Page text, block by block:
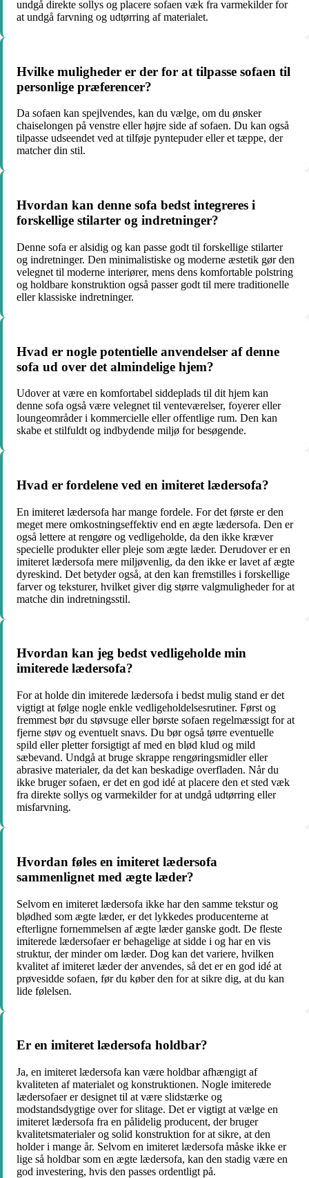
undgå direkte sollys og placere sofaen væk fra varmekilder for
at undgå farvning og udtørring af materialet.
Hvilke muligheder er der for at tilpasse sofaen til
personlige præferencer?
Da sofaen kan spejlvendes, kan du vælge, om du ønsker
chaiselongen på venstre eller højre side af sofaen. Du kan også
tilpasse udseendet ved at tilføje pyntepuder eller et tæppe, der
matcher din stil.
Hvordan kan denne sofa bedst integreres i
forskellige stilarter og indretninger?
Denne sofa er alsidig og kan passe godt til forskellige stilarter
og indretninger. Den minimalistiske og moderne æstetik gør den
velegnet til moderne interiører, mens dens komfortable polstring
og holdbare konstruktion også passer godt til mere traditionelle
eller klassiske indretninger.
Hvad er nogle potentielle anvendelser af denne
sofa ud over det almindelige hjem?
Udover at være en komfortabel siddeplads til dit hjem kan
denne sofa også være velegnet til venteværelser, foyerer eller
loungeområder i kommercielle eller offentlige rum. Den kan
skabe et stilfuldt og indbydende miljø for besøgende.
Hvad er fordelene ved en imiteret lædersofa?
En imiteret lædersofa har mange fordele. For det første er den
meget mere omkostningseffektiv end en ægte lædersofa. Den er
også lettere at rengøre og vedligeholde, da den ikke kræver
specielle produkter eller pleje som ægte læder. Derudover er en
imiteret lædersofa mere miljøvenlig, da den ikke er lavet af ægte
dyreskind. Det betyder også, at den kan fremstilles i forskellige
farver og teksturer, hvilket giver dig større valgmuligheder for at
matche din indretningsstil.
Hvordan kan jeg bedst vedligeholde min
imiterede lædersofa?
For at holde din imiterede lædersofa i bedst mulig stand er det
vigtigt at følge nogle enkle vedligeholdelsesrutiner. Først og
fremmest bør du støvsuge eller børste sofaen regelmæssigt for at
fjerne støv og eventuelt snavs. Du bør også tørre eventuelle
spild eller pletter forsigtigt af med en blød klud og mild
sæbevand. Undgå at bruge skrappe rengøringsmidler eller
abrasive materialer, da det kan beskadige overfladen. Når du
ikke bruger sofaen, er det en god idé at placere den et sted væk
fra direkte sollys og varmekilder for at undgå udtørring eller
misfarvning.
Hvordan føles en imiteret lædersofa
sammenlignet med ægte læder?
Selvom en imiteret lædersofa ikke har den samme tekstur og
blødhed som ægte læder, er det lykkedes producenterne at
efterligne fornemmelsen af ægte læder ganske godt. De fleste
imiterede lædersofaer er behagelige at sidde i og har en vis
struktur, der minder om læder. Dog kan det variere, hvilken
kvalitet af imiteret læder der anvendes, så det er en god idé at
prøvesidde sofaen, før du køber den for at sikre dig, at du kan
lide følelsen.
Er en imiteret lædersofa holdbar?
Ja, en imiteret lædersofa kan være holdbar afhængigt af
kvaliteten af materialet og konstruktionen. Nogle imiterede
lædersofaer er designet til at være slidstærke og
modstandsdygtige over for slitage. Det er vigtigt at vælge en
imiteret lædersofa fra en pålidelig producent, der bruger
kvalitetsmaterialer og solid konstruktion for at sikre, at den
holder i mange år. Selvom en imiteret lædersofa måske ikke er
lige så holdbar som en ægte lædersofa, kan den stadig være en
god investering, hvis den passes ordentligt på.